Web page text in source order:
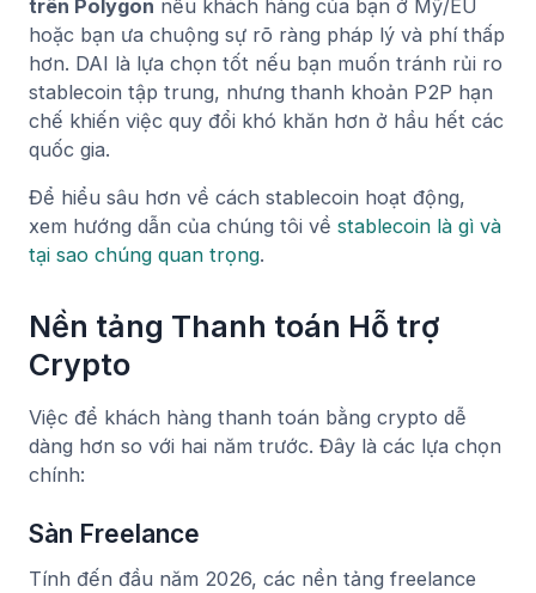
trên Polygon nếu khách hàng của bạn ở Mỹ/EU
hoặc bạn ưa chuộng sự rõ ràng pháp lý và phí thấp
hơn. DAI là lựa chọn tốt nếu bạn muốn tránh rủi ro
stablecoin tập trung, nhưng thanh khoản P2P hạn
chế khiến việc quy đổi khó khăn hơn ở hầu hết các
quốc gia.
Để hiểu sâu hơn về cách stablecoin hoạt động,
xem hướng dẫn của chúng tôi về stablecoin là gì và
tại sao chúng quan trọng.
Nền tảng Thanh toán Hỗ trợ
Crypto
Việc để khách hàng thanh toán bằng crypto dễ
dàng hơn so với hai năm trước. Đây là các lựa chọn
chính:
Sàn Freelance
Tính đến đầu năm 2026, các nền tảng freelance